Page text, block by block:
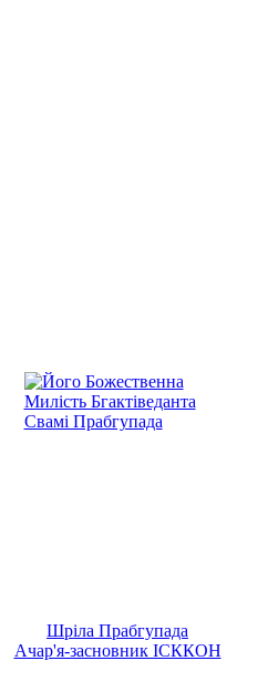
Шріла Прабгупада
Ачар'я-засновник ІСККОН